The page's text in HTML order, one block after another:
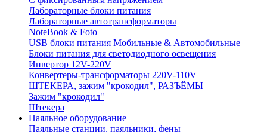
Лабораторные блоки питания
Лабораторные автотрансформаторы
NoteBook & Foto
USB блоки питания Мобильные & Автомобильные
Блоки питания для светодиодного освещения
Инвертор 12V-220V
Конвертеры-трансформаторы 220V-110V
ШТЕКЕРА, зажим "крокодил", РАЗЪЁМЫ
Зажим "крокодил"
Штекера
Паяльное оборудование
Паяльные станции, паяльники, фены